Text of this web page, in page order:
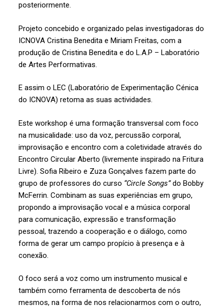
posteriormente.
Projeto concebido e organizado pelas investigadoras do
ICNOVA Cristina Benedita e Miriam Freitas, com a
produção de Cristina Benedita e do L.A.P – Laboratório
de Artes Performativas.
E assim o LEC (Laboratório de Experimentação Cénica
do ICNOVA) retoma as suas actividades.
Este workshop é uma formação transversal com foco
na musicalidade: uso da voz, percussão corporal,
improvisação e encontro com a coletividade através do
Encontro Circular Aberto (livremente inspirado na Fritura
Livre). Sofia Ribeiro e Zuza Gonçalves fazem parte do
grupo de professores do curso “Circle Songs”do Bobby
McFerrin. Combinam as suas experiências em grupo,
propondo a improvisação vocal e a música corporal
para comunicação, expressão e transformação
pessoal, trazendo a cooperação e o diálogo, como
forma de gerar um campo propício à presença e à
conexão.
O foco será a voz como um instrumento musical e
também como ferramenta de descoberta de nós
mesmos, na forma de nos relacionarmos com o outro,